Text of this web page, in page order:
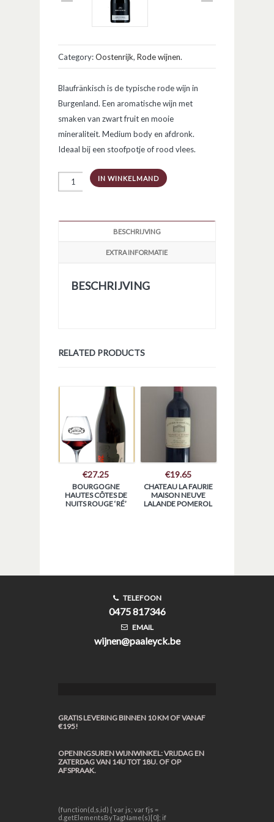
Category:Oostenrijk, Rode wijnen.
Blaufränkisch is de typische rode wijn in
Burgenland. Een aromatische wijn met
smaken van zwart fruit en mooie
mineraliteit. Medium body en afdronk.
Ideaal bij een stoofpotje of rood vlees.
Blaufränkisch
aantal
IN WINKELMAND
BESCHRIJVING
EXTRA INFORMATIE
BESCHRIJVING
RELATED PRODUCTS
€27.25
BOURGOGNE
HAUTES CÔTES DE
NUITS ROUGE ‘RÉ’
€19.65
CHATEAU LA FAURIE
MAISON NEUVE
LALANDE POMEROL
TELEFOON
0475 817346
EMAIL
wijnen@paaleyck.be
GRATIS LEVERING BINNEN 10 KM OF VANAF
€195!
OPENINGSUREN WIJNWINKEL: VRIJDAG EN
ZATERDAG VAN 14U TOT 18U. OF OP
AFSPRAAK.
(function(d,s,id) { var js; var fjs =
d.getElementsByTagName(s)[0]; if